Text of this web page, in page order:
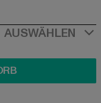
AUSWÄHLEN